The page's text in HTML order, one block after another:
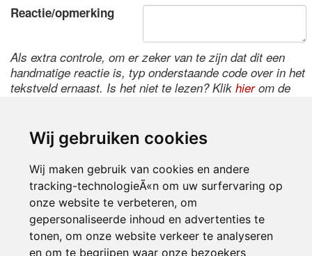
Wij gebruiken cookies
Wij maken gebruik van cookies en andere
tracking-technologieÃ«n om uw surfervaring op
onze website te verbeteren, om
gepersonaliseerde inhoud en advertenties te
tonen, om onze website verkeer te analyseren
en om te begrijpen waar onze bezoekers
Reactie/opmerking
Als extra controle, om er zeker van te zijn dat dit een
handmatige reactie is, typ onderstaande code over in het
tekstveld ernaast. Is het niet te lezen? Klik hierom de